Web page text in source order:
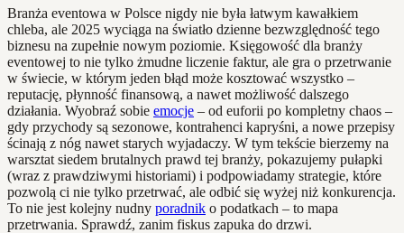
Branża eventowa w Polsce nigdy nie była łatwym kawałkiem
chleba, ale 2025 wyciąga na światło dzienne bezwzględność tego
biznesu na zupełnie nowym poziomie. Księgowość dla branży
eventowej to nie tylko żmudne liczenie faktur, ale gra o przetrwanie
w świecie, w którym jeden błąd może kosztować wszystko –
reputację, płynność finansową, a nawet możliwość dalszego
działania. Wyobraź sobie emocje – od euforii po kompletny chaos –
gdy przychody są sezonowe, kontrahenci kapryśni, a nowe przepisy
ścinają z nóg nawet starych wyjadaczy. W tym tekście bierzemy na
warsztat siedem brutalnych prawd tej branży, pokazujemy pułapki
(wraz z prawdziwymi historiami) i podpowiadamy strategie, które
pozwolą ci nie tylko przetrwać, ale odbić się wyżej niż konkurencja.
To nie jest kolejny nudny poradnik o podatkach – to mapa
przetrwania. Sprawdź, zanim fiskus zapuka do drzwi.